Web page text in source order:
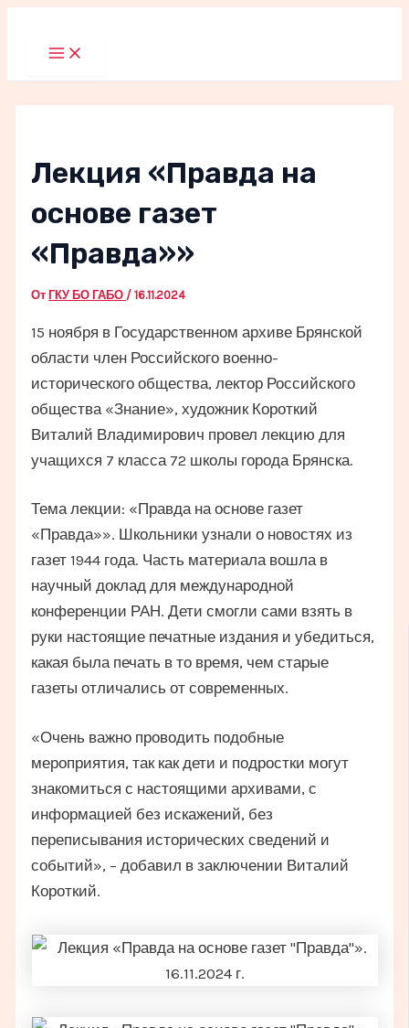
Main
Menu
Лекция «Правда на
основе газет
«Правда»»
ОтГКУ БО ГАБО /16.11.2024
15 ноября в Государственном архиве Брянской
области член Российского военно-
исторического общества, лектор Российского
общества «Знание», художник Короткий
Виталий Владимирович провел лекцию для
учащихся 7 класса 72 школы города Брянска.
Тема лекции: «Правда на основе газет
«Правда»». Школьники узнали о новостях из
газет 1944 года. Часть материала вошла в
научный доклад для международной
конференции РАН. Дети смогли сами взять в
руки настоящие печатные издания и убедиться,
какая была печать в то время, чем старые
газеты отличались от современных.
«Очень важно проводить подобные
мероприятия, так как дети и подростки могут
знакомиться с настоящими архивами, с
информацией без искажений, без
переписывания исторических сведений и
событий», – добавил в заключении Виталий
Короткий.